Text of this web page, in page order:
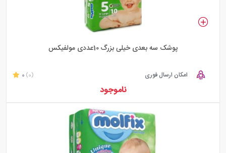
پوشک سه بعدی خیلی بزرگ 10عددی مولفیکس
امکان ارسال فوری 0 (0)
ناموجود